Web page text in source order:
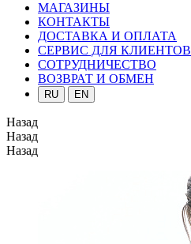
МАГАЗИНЫ
КОНТАКТЫ
ДОСТАВКА И ОПЛАТА
СЕРВИС ДЛЯ КЛИЕНТОВ
СОТРУДНИЧЕСТВО
ВОЗВРАТ И ОБМЕН
RU EN
Назад
Назад
Назад